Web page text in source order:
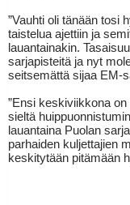
”Vauhti oli tänään tosi
taistelua ajettiin ja
lauantainakin.
sarjapisteitä ja nyt
seitsemättä sijaa EM-
”Ensi keskiviikkona
sieltä
lauantaina Puolan
parhaiden kuljettajien
keskitytään pitämään